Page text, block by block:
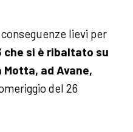
lievi per
che si è ribaltato su
ad Avane,
del 26